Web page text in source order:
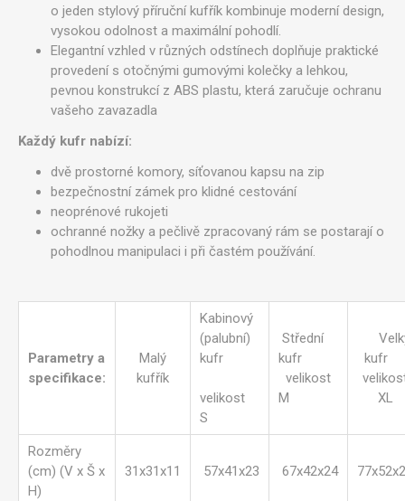
o jeden stylový příruční kufřík kombinuje moderní design,
vysokou odolnost a maximální pohodlí.
Elegantní vzhled v různých odstínech doplňuje praktické
provedení s otočnými gumovými kolečky a lehkou,
pevnou konstrukcí z ABS plastu, která zaručuje ochranu
vašeho zavazadla
Každý kufr nabízí:
dvě prostorné komory, síťovanou kapsu na zip
bezpečnostní zámek pro klidné cestování
neoprénové rukojeti
ochranné nožky a pečlivě zpracovaný rám se postarají o
pohodlnou manipulaci i při častém používání.
Parametry a
specifikace:
Malý
kufřík
Kabinový
(palubní)
kufr
velikost
S
Střední
kufr
velikost
M
kufr
XL
Rozměry
(cm) (V x Š x
H)
31x31x11 57x41x23 67x42x24